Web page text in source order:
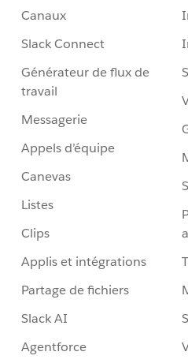
Canaux
Slack Connect
Générateur de flux de
travail
Messagerie
Appels d’équipe
Canevas
Listes
Clips
Applis et intégrations
Partage de fichiers
Slack AI
Agentforce